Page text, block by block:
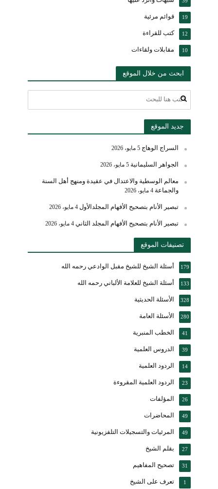
قوائم مرئية 19
كتب للقراءة 12
مقابلات ولقاءات 10
ابحث من خلال الموقع
جديد الموقع
السراج الوهاج 5 مايو، 2026
الجواهر السليمانية 5 مايو، 2026
معالم الوسطية والاعتدال في عقيدة ومنهج أهل السنة
والجماعة 4 مايو، 2026
تبصير الأنام بتصحيح الأفهام المجلدالأول 4 مايو، 2026
تبصير الأنام بتصحيح الأفهام المجلد الثاني 4 مايو، 2026
تصنيفات الموقع
أسئلة الشيخ للشيخ مقبل الوادعي رحمه الله 179
أسئلة الشيخ للعلامة الألباني رحمه الله 133
الأسئلة الحديثية 328
الأسئلة العامة 280
الخطب المنبرية 41
الدروس العلمية 39
الردود العلمية 14
الردود العلمية المقروءة 23
المؤلفات 26
المحاضرات 49
المرئيات والتسجيلات التلفزيونية 49
بقلم الشيخ 27
تصحيح المفاهيم 31
تعرف على الشيخ 1